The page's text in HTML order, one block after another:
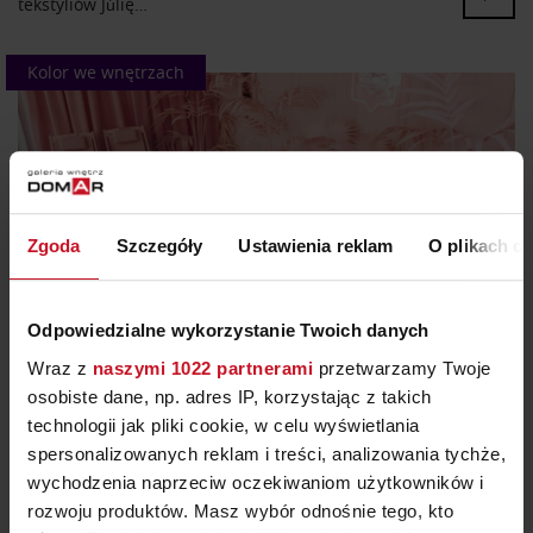
Zgoda Szczegóły Ustawienia reklam O plikach
Odpowiedzialne wykorzystanie Twoich danych
Wraz z naszymi 1022 partnerami przetwarzamy Twoje
osobiste dane, np. adres IP, korzystając z takich
technologii jak pliki cookie, w celu wyświetlania
spersonalizowanych reklam i treści, analizowania tychże,
wychodzenia naprzeciw oczekiwaniom użytkowników i
rozwoju produktów. Masz wybór odnośnie tego, kto
tekstyliów Júlię…
Kolor we wnętrzach
RÓŻ – KOLOR WIELU EMOCJI
W ostatniej audycji Radia RAM Krzysztof Majewski
zabrał słuchaczy w podróż przez historię różu. I
okazało się, że to nie tylko kolor, ale prawdziwe
zwierciadło społecznych zmian. Po II wojnie światowej